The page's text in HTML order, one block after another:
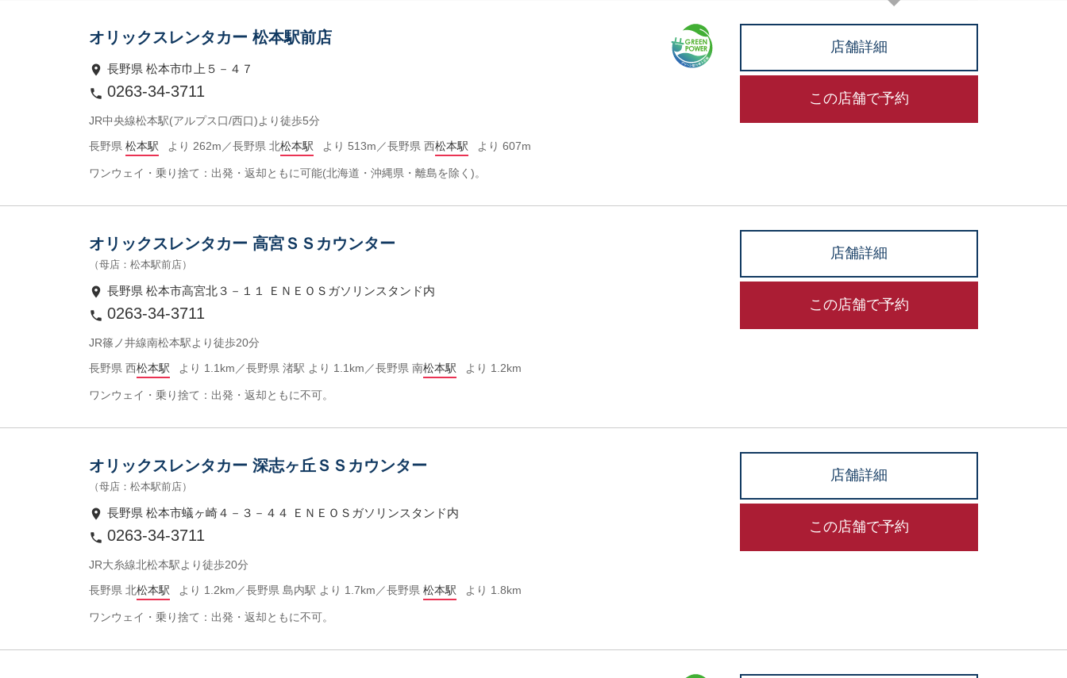
オリックスレンタカー 松本駅前店
長野県 松本市巾上５－４７
0263-34-3711
JR中央線松本駅(アルプス口/西口)より徒歩5分
長野県 松本駅 より 262m／長野県 北松本駅 より 513m／長野県 西松本駅 より 607m
ワンウェイ・乗り捨て：出発・返却ともに可能(北海道・沖縄県・離島を除く)。
店舗詳細
この店舗で予約
オリックスレンタカー 高宮ＳＳカウンター
（母店：松本駅前店）
長野県 松本市高宮北３－１１ ＥＮＥＯＳガソリンスタンド内
0263-34-3711
JR篠ノ井線南松本駅より徒歩20分
長野県 西松本駅 より 1.1km／長野県 渚駅 より 1.1km／長野県 南松本駅 より 1.2km
ワンウェイ・乗り捨て：出発・返却ともに不可。
店舗詳細
この店舗で予約
オリックスレンタカー 深志ヶ丘ＳＳカウンター
（母店：松本駅前店）
長野県 松本市蟻ヶ崎４－３－４４ ＥＮＥＯＳガソリンスタンド内
0263-34-3711
JR大糸線北松本駅より徒歩20分
長野県 北松本駅 より 1.2km／長野県 島内駅 より 1.7km／長野県 松本駅 より 1.8km
ワンウェイ・乗り捨て：出発・返却ともに不可。
店舗詳細
この店舗で予約